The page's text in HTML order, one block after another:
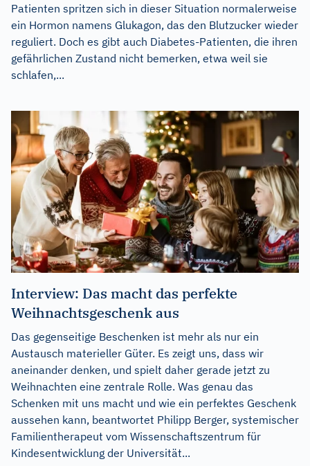
Patienten spritzen sich in dieser Situation normalerweise
ein Hormon namens Glukagon, das den Blutzucker wieder
reguliert. Doch es gibt auch Diabetes-Patienten, die ihren
gefährlichen Zustand nicht bemerken, etwa weil sie
schlafen,...
Interview: Das macht das perfekte
Weihnachtsgeschenk aus
Das gegenseitige Beschenken ist mehr als nur ein
Austausch materieller Güter. Es zeigt uns, dass wir
aneinander denken, und spielt daher gerade jetzt zu
Weihnachten eine zentrale Rolle. Was genau das
Schenken mit uns macht und wie ein perfektes Geschenk
aussehen kann, beantwortet Philipp Berger, systemischer
Familientherapeut vom Wissenschaftszentrum für
Kindesentwicklung der Universität...